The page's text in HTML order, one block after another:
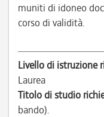
muniti di idoneo
corso di validità.
Livello di istruzione
Laurea
Titolo di studio
bando).